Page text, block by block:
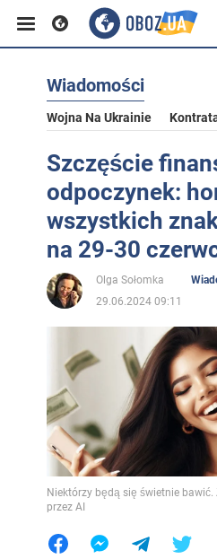
Wiadomości
Wojna Na Ukrainie
Szczęście
odpoczynek:
wszystkich
na 29-30
Olga Sołomka
29.06.2024 09:11
Niektórzy będą się świetnie bawić.
przez AI